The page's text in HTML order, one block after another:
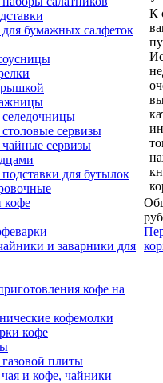
бумажных салфеток
сервизы
сервизы
для бутылок
кофе
и заварники для
кофе на
кофемолки
кофе
плиты
и кофе, чайники
К